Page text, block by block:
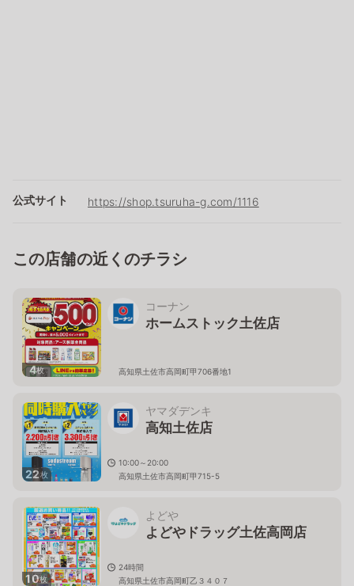
公式サイト https://shop.tsuruha-g.com/1116
この店舗の近くのチラシ
4枚
コーナン
ホームストック土佐店
高知県土佐市高岡町甲706番地1
22枚
ヤマダデンキ
高知土佐店
10:00～20:00
高知県土佐市高岡町甲715-5
10枚
よどや
よどやドラッグ土佐高岡店
24時間
高知県土佐市高岡町乙３４０７